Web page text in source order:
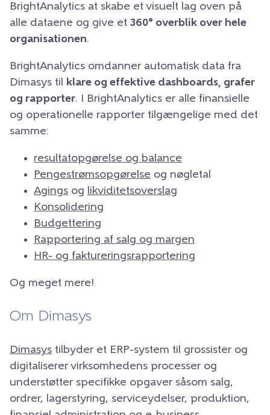
BrightAnalytics at skabe et visuelt lag oven på
alle dataene og give et 360° overblik over hele
organisationen.
BrightAnalytics omdanner automatisk data fra
Dimasys til klare og effektive dashboards, grafer
og rapporter. I BrightAnalytics er alle finansielle
og operationelle rapporter tilgængelige med det
samme:
resultatopgørelse og balance
Pengestrømsopgørelse og nøgletal
Agings og likviditetsoverslag
Konsolidering
Budgettering
Rapportering af salg og margen
HR- og faktureringsrapportering
Og meget mere!
Om Dimasys
Dimasys tilbyder et ERP-system til grossister og
digitaliserer virksomhedens processer og
understøtter specifikke opgaver såsom salg,
ordrer, lagerstyring, serviceydelser, produktion,